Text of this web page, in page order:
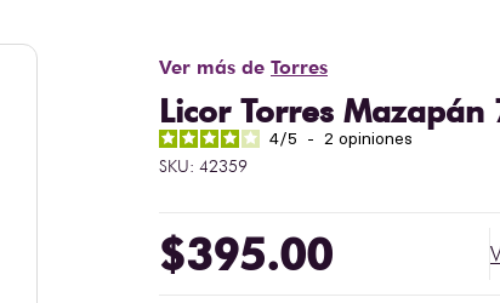
Ver más de Torres
Licor Torres Mazapán
4/5 - 2 opiniones
SKU: 42359
$395.00